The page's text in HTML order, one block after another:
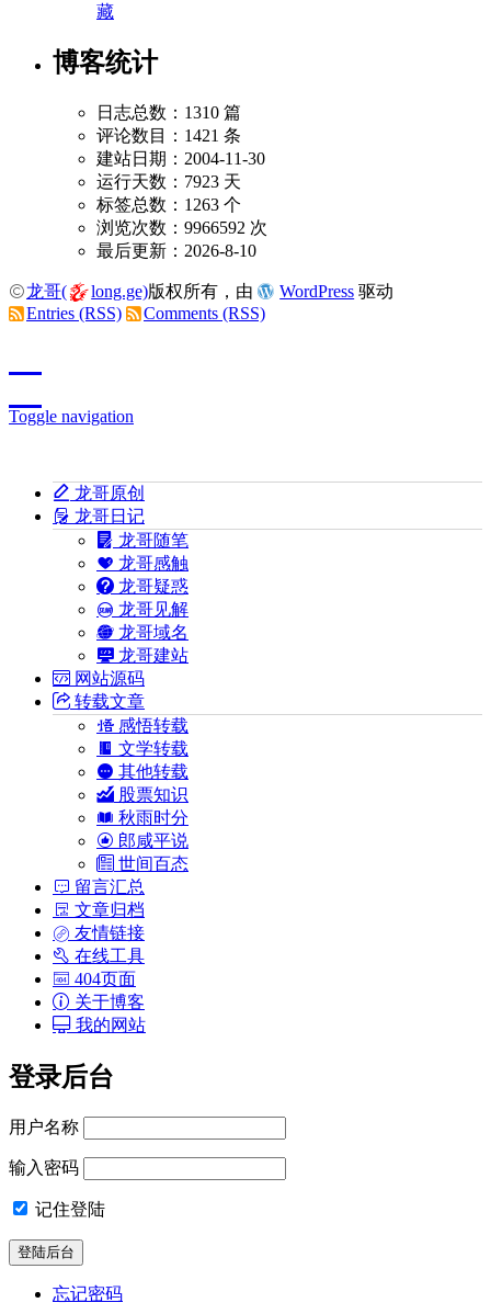
藏
博客统计
日志总数：1310 篇
评论数目：1421 条
建站日期：2004-11-30
运行天数：7923 天
标签总数：1263 个
浏览次数：9966592 次
最后更新：2026-8-10
龙哥( long.ge)版权所有，由 WordPress 驱动
Entries (RSS)
Comments (RSS)
Toggle navigation
龙哥原创
龙哥日记
龙哥随笔
龙哥感触
龙哥疑惑
龙哥见解
龙哥域名
龙哥建站
网站源码
转载文章
感悟转载
文学转载
其他转载
股票知识
秋雨时分
郎咸平说
世间百态
留言汇总
文章归档
友情链接
在线工具
404页面
关于博客
我的网站
登录后台
用户名称
输入密码
记住登陆
忘记密码